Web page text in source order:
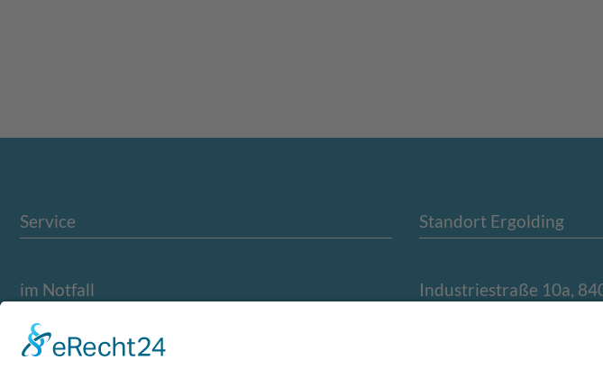
Service
im Notfall
Leistungen
Team
Standort Ergolding
Industriestraße 10a,